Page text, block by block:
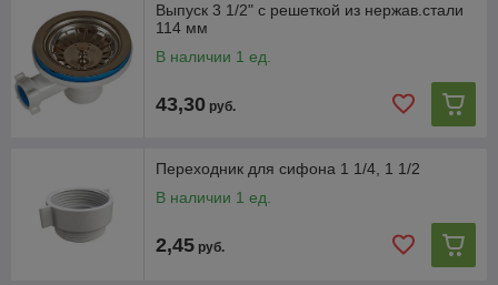
Выпуск 3 1/2" с решеткой из нержав.стали
114 мм
В наличии 1 ед.
43,30 руб.
Переходник для сифона 1 1/4, 1 1/2
В наличии 1 ед.
2,45 руб.